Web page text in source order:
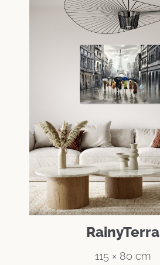
RainyTerra
115 × 80 cm